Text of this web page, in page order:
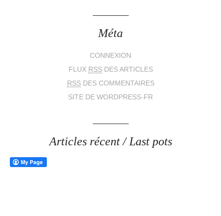
Méta
CONNEXION
FLUX RSSDES ARTICLES
RSSDES COMMENTAIRES
SITE DE WORDPRESS-FR
Articles récent / Last pots